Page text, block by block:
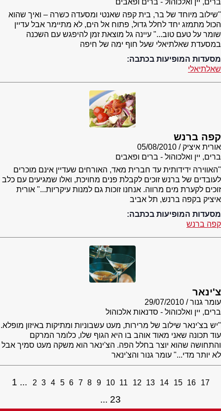
"שילוב מיוחד של בר, בית קפה שאנטי ומסעדה כשרה – ואיך שהוא
הכול מתמזג יחד לחלל גדול, פתוח אל הים, לא מתיימר אבל עדיין
שומר על טעם טוב..." עיינה גל מוצאת זמן להיפגש עם השכנה
במסעדת שאלתיאלי שעל חוף ימה של חיפה
מסעדות המופיעות בכתבה:
שאלתיאלי
קפה ברנש
אורית איציק
05/08/2010
ברים, יין ואלכוהול - ברים ופאבים
"האווירה ידידותית עד חברית מאד, האורחים שעדיין אינם מוכרים
לעובדים של ברנש זוכים לקבלת פנים מחויכת, ואלו שמגיעים עם כלב
זוכים לקערת מים מרווה. אנחנו זוכות גם למנות עיקריות..." אורית
איציק בקפה ברנש, תל אביב
מסעדות המופיעות בכתבה:
קפה ברנש
צ'ינאר
עומר גנור
29/07/2010
ברים, יין ואלכוהול - סדנאות אלכוהול
"יש בצ'ינאר שילוב של מרירות, מעט עשבוניות ומתיקות באיזון מופלא.
עוד תכונה שאני מאוד אוהב בו היא הגוף שלו, כלומר המרקם
והתחושה שהוא יוצר בחלל הפה. הצ'ינאר הוא משקה מעט סמיך אבל
לא יותר מדי..." עומר גנור והצ'ינאר
1 2 3 4 5 6 7 8 9 10 11 12 13 14 15 16 17
23